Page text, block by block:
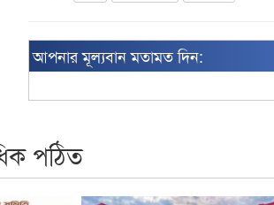
আপনার মূল্যবান মতামত দিন:
পঠিত